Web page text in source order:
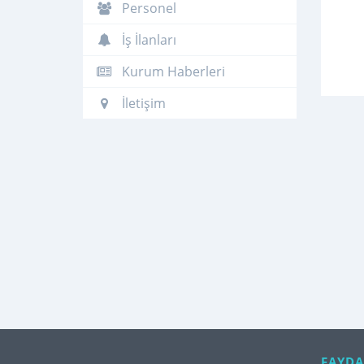
Personel
İş İlanları
Kurum Haberleri
İletişim